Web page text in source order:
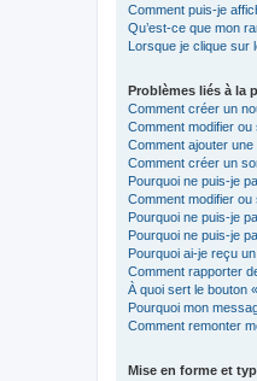
Comment puis-je
Qu’est-ce que mon
Lorsque je clique sur
Problèmes liés à la
Comment créer un
Comment modifier
Comment ajouter
Comment créer un
Pourquoi ne puis-je
Comment modifier
Pourquoi ne puis-je
Pourquoi ne puis-je
Pourquoi ai-je reçu
Comment rapporter
À quoi sert le bouton
Pourquoi mon
Comment remonter
Mise en forme et